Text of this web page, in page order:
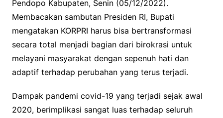
Pendopo Kabupaten, Senin (05/12/2022).
Membacakan sambutan Presiden RI, Bupati
mengatakan KORPRI harus bisa bertransformasi
secara total menjadi bagian dari birokrasi untuk
melayani masyarakat dengan sepenuh hati dan
adaptif terhadap perubahan yang terus terjadi.
Dampak pandemi covid-19 yang terjadi sejak awal
2020, berimplikasi sangat luas terhadap seluruh